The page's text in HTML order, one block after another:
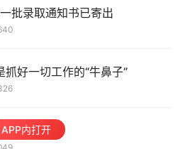
批录取通知书已寄出
抓好一切工作的“牛鼻子”
寄出
APP内打开